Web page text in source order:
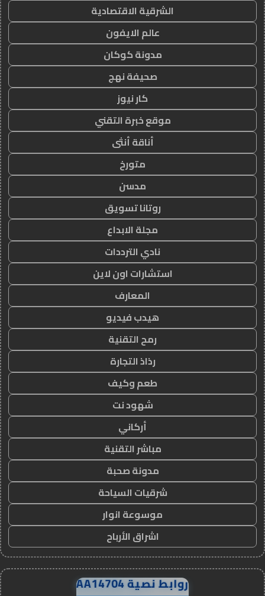
الشرقية الاقتصادية
عالم الايفون
مدونة كوكان
صحيفة نهج
كار نيوز
موقع خبرة التقني
أناقة أنثى
متورخ
مدسن
روتانا تسويق
مجلة الابداع
نادي الترددات
استشارات اون لاين
المعارف
هيدب فيديو
رمح التقنية
رذاذ التجارة
طعم وكيف
شهود نت
أركاني
مباشر التقنية
مدونة صحبة
شرقيات السياحة
موسوعة انوار
اشراق الأرباح
روابط نصية AA14704